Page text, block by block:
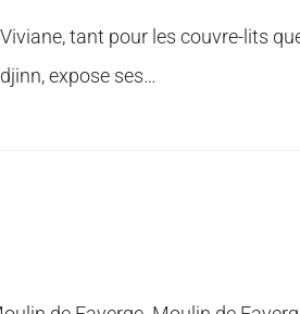
tant pour les couvre-lits
expose ses…